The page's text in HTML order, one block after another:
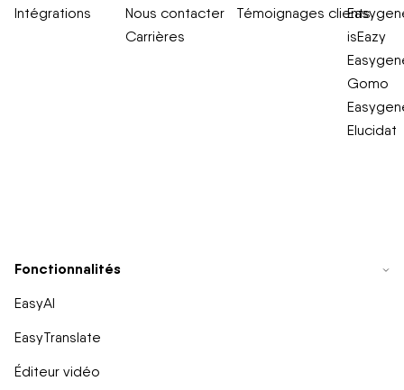
Intégrations
Nous contacter
Carrières
Témoignages clients
isEazy
Gomo
Elucidat
Fonctionnalités
EasyAI
EasyTranslate
Éditeur vidéo